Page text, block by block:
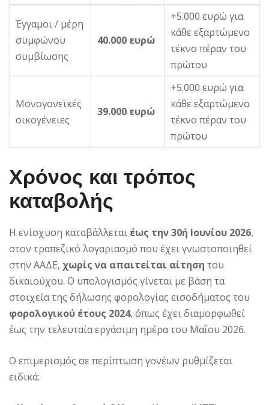
Έγγαμοι / μέρη
συμφώνου
συμβίωσης
40.000 ευρώ
+5.000 ευρώ για
κάθε εξαρτώμενο
τέκνο πέραν του
πρώτου
Μονογονεϊκές
οικογένειες
39.000 ευρώ
+5.000 ευρώ για
κάθε εξαρτώμενο
τέκνο πέραν του
πρώτου
Χρόνος και τρόπος
καταβολής
Η ενίσχυση καταβάλλεται έως την 30ή Ιουνίου 2026,
στον τραπεζικό λογαριασμό που έχει γνωστοποιηθεί
στην ΑΑΔΕ, χωρίς να απαιτείται αίτηση του
δικαιούχου. Ο υπολογισμός γίνεται με βάση τα
στοιχεία της δήλωσης φορολογίας εισοδήματος του
φορολογικού έτους 2024, όπως έχει διαμορφωθεί
έως την τελευταία εργάσιμη ημέρα του Μαΐου 2026.
Ο επιμερισμός σε περίπτωση γονέων ρυθμίζεται
ειδικά: